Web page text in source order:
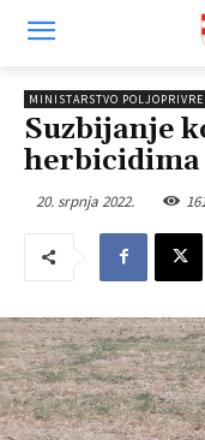
MINISTARSTVO
Suzbijanje
herbicidima
20. srpnja 2022.